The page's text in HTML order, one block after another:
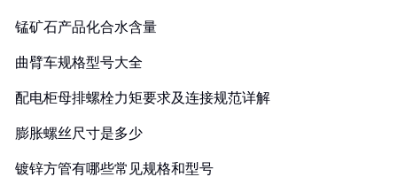
锰矿石产品化合水含量
曲臂车规格型号大全
配电柜母排螺栓力矩要求及连接规范详解
膨胀螺丝尺寸是多少
镀锌方管有哪些常见规格和型号